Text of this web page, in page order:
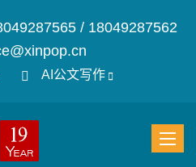
/ 18049287562
AI公文写作